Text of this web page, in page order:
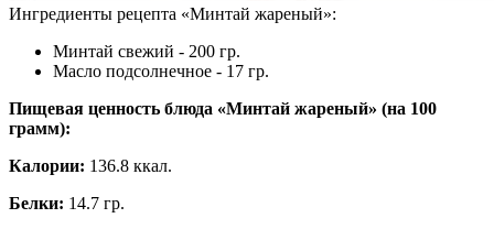
Ингредиенты рецепта «Минтай жареный»:
Минтай свежий - 200 гр.
Масло подсолнечное - 17 гр.
Пищевая ценность блюда «Минтай жареный» (на 100
грамм):
Калории: 136.8 ккал.
Белки: 14.7 гр.